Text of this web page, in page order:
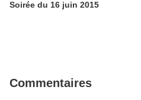
Soirée du 16 juin 2015
Commentaires